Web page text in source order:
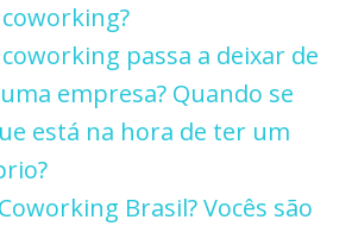
passa a deixar de
empresa? Quando se
está na hora de ter um
Brasil? Vocês são